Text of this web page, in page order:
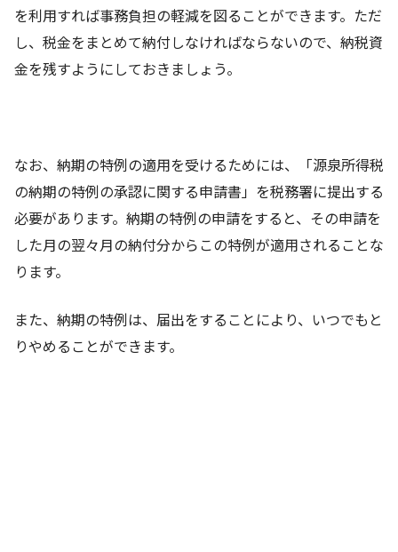
を利用すれば事務負担の軽減を図ることができます。ただ
し、税金をまとめて納付しなければならないので、納税資
金を残すようにしておきましょう。
なお、納期の特例の適用を受けるためには、「源泉所得税
の納期の特例の承認に関する申請書」を税務署に提出する
必要があります。納期の特例の申請をすると、その申請を
した月の翌々月の納付分からこの特例が適用されることな
ります。
また、納期の特例は、届出をすることにより、いつでもと
りやめることができます。